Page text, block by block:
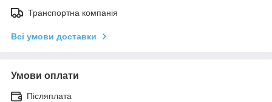
Транспортна компанія
Всі умови доставки
Умови оплати
Післяплата